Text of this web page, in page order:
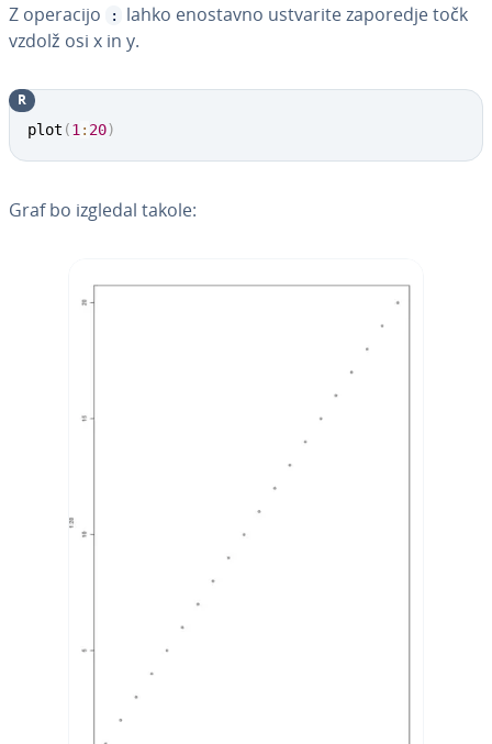
Z operacijo :
lahko enostavno ustvarite zaporedje točk
vzdolž osi x in y.
plot (1 : 20)
R
Graf bo izgledal takole: